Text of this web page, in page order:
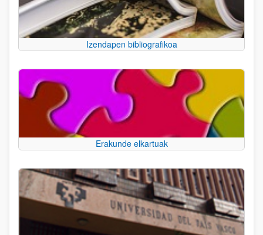
Izendapen bibliografikoa
Erakunde elkartuak